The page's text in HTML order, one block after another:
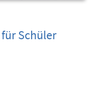
für Schüler